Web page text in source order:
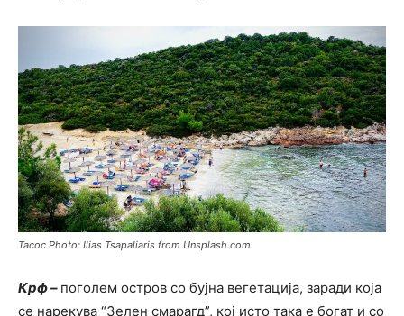
Тасос Photo: Ilias Tsapaliaris from Unsplash.com
Крф – поголем остров со бујна вегетација, заради која
се нарекува “Зелен смарагд”, кој исто така е богат и со